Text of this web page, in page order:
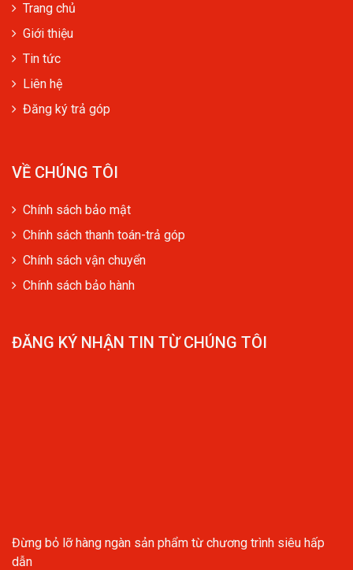
Trang chủ
Giới thiệu
Tin tức
Liên hệ
Đăng ký trả góp
VỀ CHÚNG TÔI
Chính sách bảo mật
Chính sách thanh toán-trả góp
Chính sách vận chuyển
Chính sách bảo hành
ĐĂNG KÝ NHẬN TIN TỪ CHÚNG TÔI
Đừng bỏ lỡ hàng ngàn sản phẩm từ chương trình siêu hấp
dẫn